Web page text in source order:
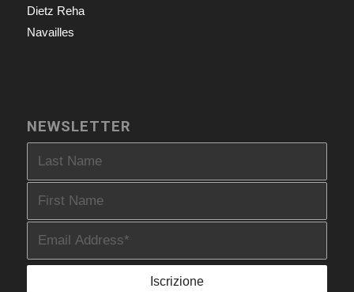
Dietz Reha
Navailles
NEWSLETTER